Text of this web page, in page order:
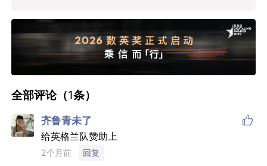
全部评论（1条）
齐鲁青未了 
给英格兰队赞助上
2个月前 回复